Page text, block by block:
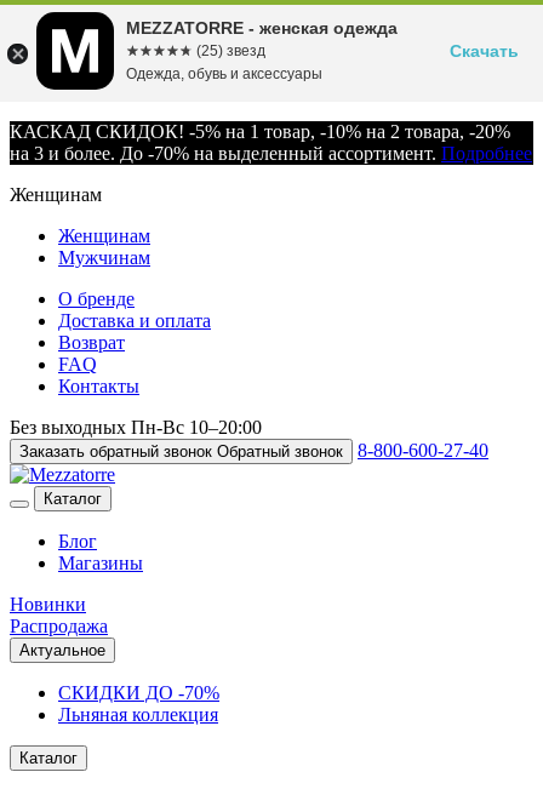
КАСКАД СКИДОК! -5% на 1 товар, -10% на 2 товара, -20%
на 3 и более. До -70% на выделенный ассортимент. Подробнее
Женщинам
Женщинам
Мужчинам
О бренде
Доставка и оплата
Возврат
FAQ
Контакты
Без выходных Пн-Вс 10–20:00
Заказать обратный звонок Обратный звонок 8-800-600-27-40
Каталог
Блог
Магазины
Новинки
Распродажа
Актуальное
СКИДКИ ДО -70%
Льняная коллекция
Каталог
MEZZATORRE - женская одежда
☆☆☆☆☆
★★★★★ (25) звезд
Одежда, обувь и аксессуары
Скачать